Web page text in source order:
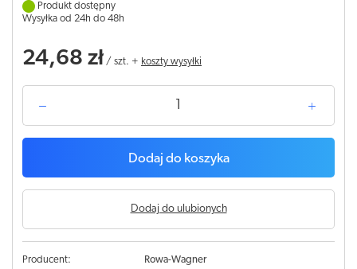
Produkt dostępny
Wysyłka od 24h do 48h
24,68 zł / szt. + koszty wysyłki
Dodaj do koszyka
Dodaj do ulubionych
Producent:
Rowa-Wagner